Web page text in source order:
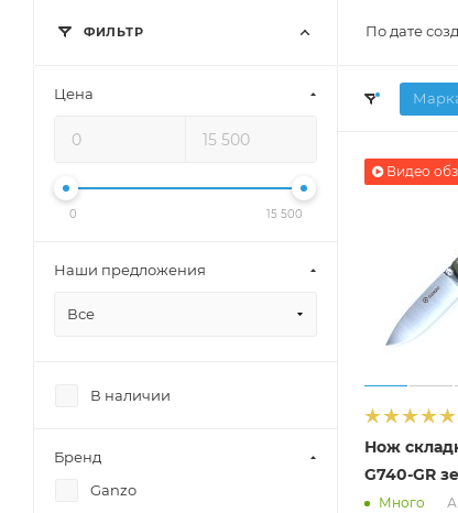
По дате
Видео
Нож
G740-GR
Много
ФИЛЬТР
Цена
0 15 500
Наши предложения
Все
В наличии
Бренд
Ganzo